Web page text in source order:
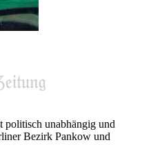
unabhängig und
Bezirk Pankow und